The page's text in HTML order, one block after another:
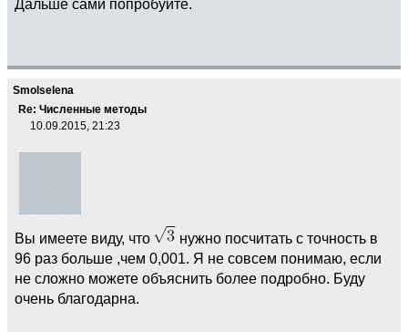
Дальше сами попробуйте.
Smolselena
Re: Численные методы
10.09.2015, 21:23
Вы имеете виду, что
нужно посчитать с точность в
96 раз больше ,чем 0,001. Я не совсем понимаю, если
не сложно можете объяснить более подробно. Буду
очень благодарна.